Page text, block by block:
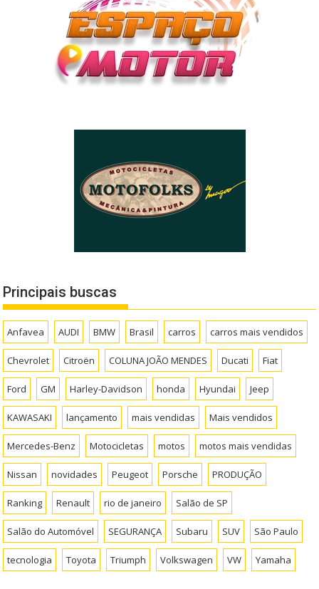
Principais buscas
Anfavea AUDI BMW Brasil carros carros mais vendidos
Chevrolet Citroën COLUNA JOÃO MENDES Ducati Fiat
Ford GM Harley-Davidson honda Hyundai Jeep
KAWASAKI lançamento mais vendidas Mais vendidos
Mercedes-Benz Motocicletas motos motos mais vendidas
Nissan novidades Peugeot Porsche PRODUÇÃO
Ranking Renault rio de janeiro Salão de SP
Salão do Automóvel SEGURANÇA Subaru SUV São Paulo
tecnologia Toyota Triumph Volkswagen VW Yamaha